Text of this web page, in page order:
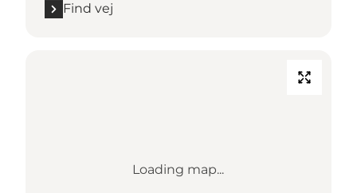
Find vej
Loading map...